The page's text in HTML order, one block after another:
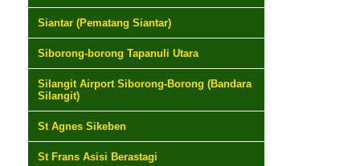
Siantar (Pematang Siantar)
Siborong-borong Tapanuli Utara
Silangit Airport Siborong-Borong (Bandara
Silangit)
St Agnes Sikeben
St Frans Asisi Berastagi